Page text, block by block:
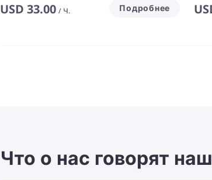
году я получила диплом переводчика и
USD 33.00 / Ч. Подробнее
Что о нас говорят